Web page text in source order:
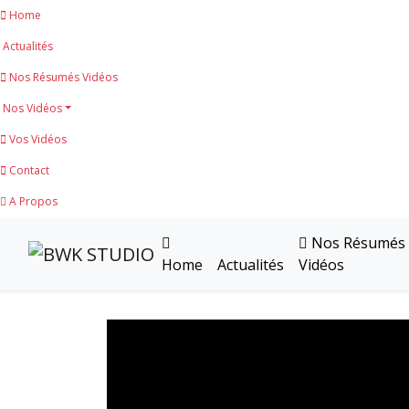
Home
Actualités
Nos Résumés Vidéos
Nos Vidéos
Vos Vidéos
Contact
A Propos
Home Actualités
Nos Résumés
Vidéos